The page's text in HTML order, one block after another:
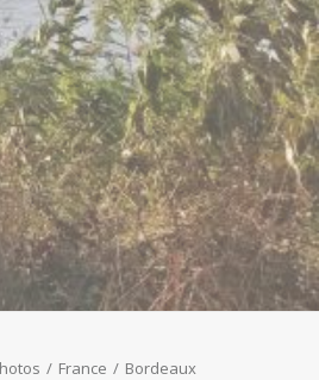
France Bordeaux